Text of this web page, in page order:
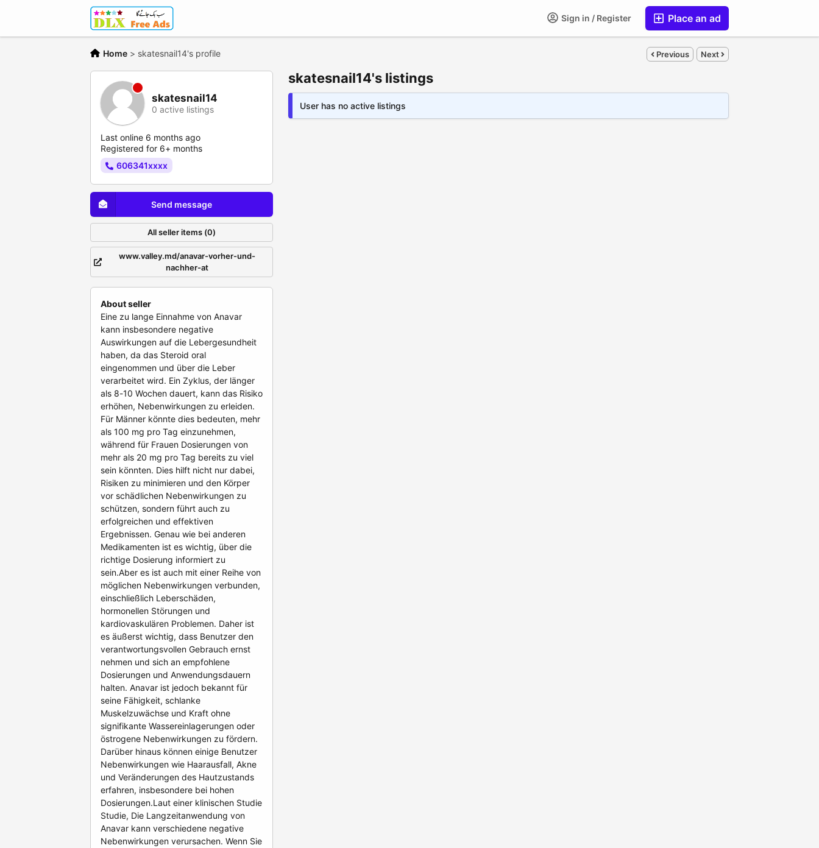
Place an ad
Sign in / Register
Home > skatesnail14's profile Previous Next
skatesnail14
0 active listings
Last online 6 months ago
Registered for 6+ months
606341xxxx
Send message
All seller items (0)
www.valley.md/anavar-vorher-und-
nachher-at
About seller
Eine zu lange Einnahme von Anavar
kann insbesondere negative
Auswirkungen auf die Lebergesundheit
haben, da das Steroid oral
eingenommen und über die Leber
verarbeitet wird. Ein Zyklus, der länger
als 8-10 Wochen dauert, kann das Risiko
erhöhen, Nebenwirkungen zu erleiden.
Für Männer könnte dies bedeuten, mehr
als 100 mg pro Tag einzunehmen,
während für Frauen Dosierungen von
mehr als 20 mg pro Tag bereits zu viel
sein könnten. Dies hilft nicht nur dabei,
Risiken zu minimieren und den Körper
vor schädlichen Nebenwirkungen zu
schützen, sondern führt auch zu
erfolgreichen und effektiven
Ergebnissen. Genau wie bei anderen
Medikamenten ist es wichtig, über die
richtige Dosierung informiert zu
sein.Aber es ist auch mit einer Reihe von
möglichen Nebenwirkungen verbunden,
einschließlich Leberschäden,
hormonellen Störungen und
kardiovaskulären Problemen. Daher ist
es äußerst wichtig, dass Benutzer den
verantwortungsvollen Gebrauch ernst
nehmen und sich an empfohlene
Dosierungen und Anwendungsdauern
halten. Anavar ist jedoch bekannt für
seine Fähigkeit, schlanke
Muskelzuwächse und Kraft ohne
signifikante Wassereinlagerungen oder
östrogene Nebenwirkungen zu fördern.
Darüber hinaus können einige Benutzer
Nebenwirkungen wie Haarausfall, Akne
und Veränderungen des Hautzustands
erfahren, insbesondere bei hohen
Dosierungen.Laut einer klinischen Studie
Studie, Die Langzeitanwendung von
Anavar kann verschiedene negative
Nebenwirkungen verursachen. Wenn Sie
skatesnail14's listings
User has no active listings